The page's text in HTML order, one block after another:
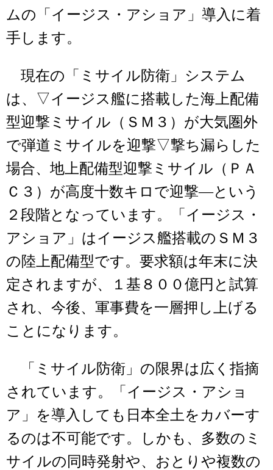
ムの「イージス・アショア」導入に着
手します。
現在の「ミサイル防衛」システム
は、▽イージス艦に搭載した海上配備
型迎撃ミサイル（ＳＭ３）が大気圏外
で弾道ミサイルを迎撃▽撃ち漏らした
場合、地上配備型迎撃ミサイル（ＰＡ
Ｃ３）が高度十数キロで迎撃―という
２段階となっています。「イージス・
アショア」はイージス艦搭載のＳＭ３
の陸上配備型です。要求額は年末に決
定されますが、１基８００億円と試算
され、今後、軍事費を一層押し上げる
ことになります。
「ミサイル防衛」の限界は広く指摘
されています。「イージス・アショ
ア」を導入しても日本全土をカバーす
るのは不可能です。しかも、多数のミ
サイルの同時発射や、おとりや複数の